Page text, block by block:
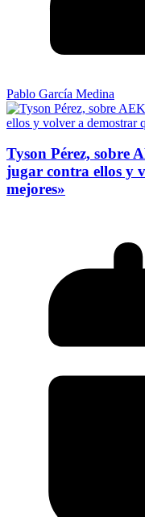
Pablo García Medina
Tyson Pérez, sobre
jugar contra ellos y
mejores»